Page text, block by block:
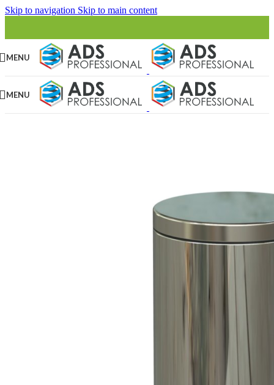
Skip to navigation Skip to main content
MENU
MENU